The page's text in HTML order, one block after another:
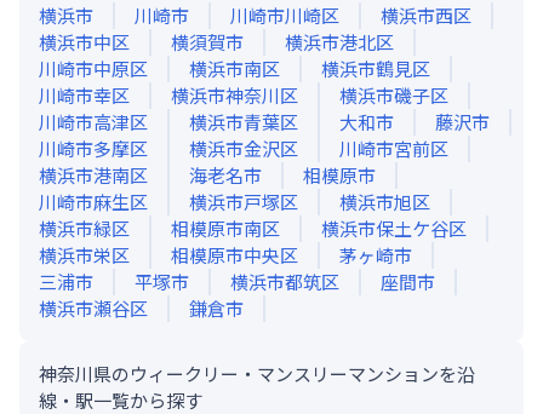
横浜市
川崎市 川崎市川崎区
横浜市西区
横浜市中区
横須賀市
横浜市港北区
川崎市中原区
横浜市南区
横浜市鶴見区
川崎市幸区
横浜市神奈川区
横浜市磯子区
川崎市高津区
横浜市青葉区 大和市
藤沢市
川崎市多摩区
横浜市金沢区
川崎市宮前区
横浜市港南区
海老名市
相模原市
川崎市麻生区
横浜市戸塚区
横浜市旭区
横浜市緑区
相模原市南区
横浜市保土ケ谷区
横浜市栄区
相模原市中央区
茅ヶ崎市
三浦市
平塚市 横浜市都筑区
座間市
横浜市瀬谷区
鎌倉市
神奈川県のウィークリー・マンスリーマンションを沿
線・駅一覧から探す